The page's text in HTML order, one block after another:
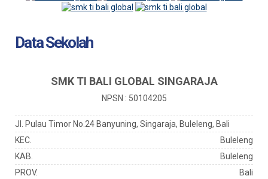
Data Sekolah
SMK TI BALI GLOBAL SINGARAJA
NPSN : 50104205
Jl. Pulau Timor No.24 Banyuning, Singaraja, Buleleng, Bali
KEC.
Buleleng
KAB.
Buleleng
PROV.
Bali